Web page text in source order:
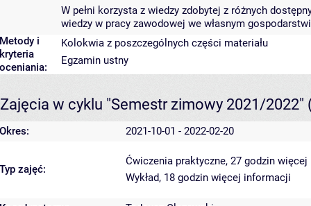
W pełni korzysta z wiedzy zdobytej z różnych
wiedzy w pracy zawodowej we własnym
Metody i
kryteria
oceniania:
Kolokwia z poszczególnych części materiału
Egzamin ustny
Zajęcia w cyklu "Semestr zimowy 2021/2022"
Okres: 2021-10-01 - 2022-02-20
Typ zajęć:
Ćwiczenia praktyczne, 27 godzin więcej
Wykład, 18 godzin więcej informacji